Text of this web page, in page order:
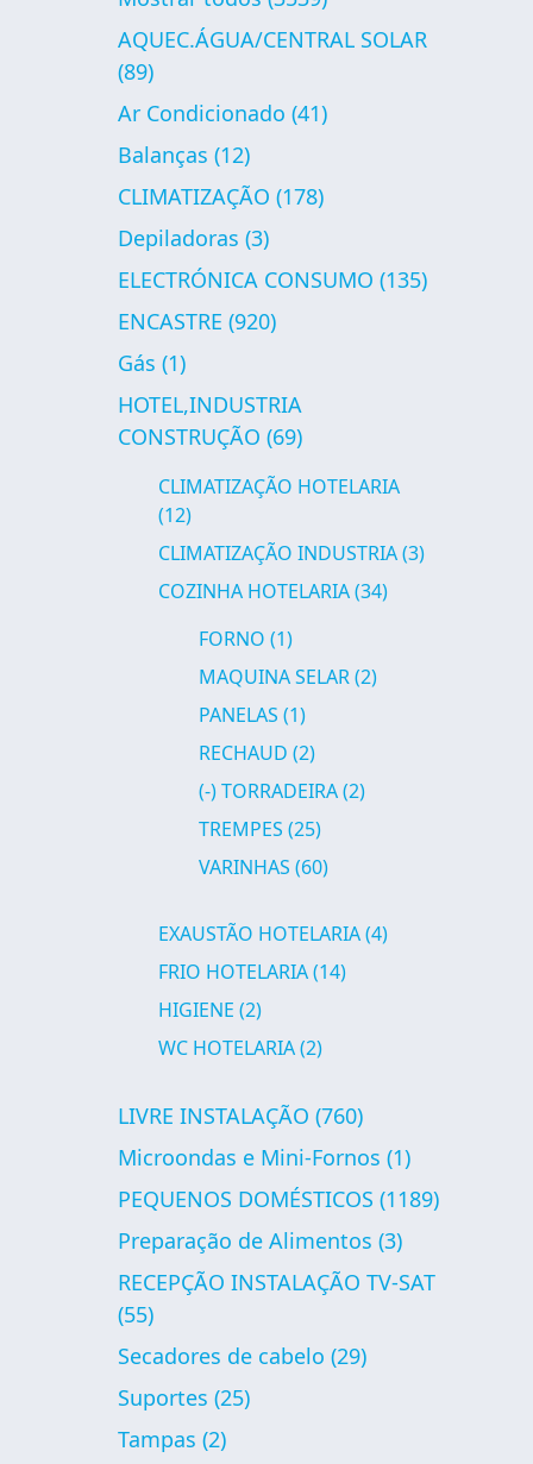
AQUEC.ÁGUA/CENTRAL SOLAR
(89)
Ar Condicionado (41)
Balanças (12)
CLIMATIZAÇÃO (178)
Depiladoras (3)
ELECTRÓNICA CONSUMO (135)
ENCASTRE (920)
Gás (1)
HOTEL,INDUSTRIA
CONSTRUÇÃO (69)
CLIMATIZAÇÃO HOTELARIA
(12)
CLIMATIZAÇÃO INDUSTRIA(3)
COZINHA HOTELARIA(34)
FORNO (1)
MAQUINA SELAR(2)
PANELAS (1)
RECHAUD (2)
(-)TORRADEIRA(2)
TREMPES (25)
VARINHAS (60)
EXAUSTÃO HOTELARIA(4)
FRIO HOTELARIA(14)
HIGIENE (2)
WC HOTELARIA(2)
LIVRE INSTALAÇÃO (760)
Microondas e Mini-Fornos (1)
PEQUENOS DOMÉSTICOS (1189)
Preparação de Alimentos (3)
RECEPÇÃO INSTALAÇÃO TV-SAT
(55)
Secadores de cabelo (29)
Suportes (25)
Tampas (2)